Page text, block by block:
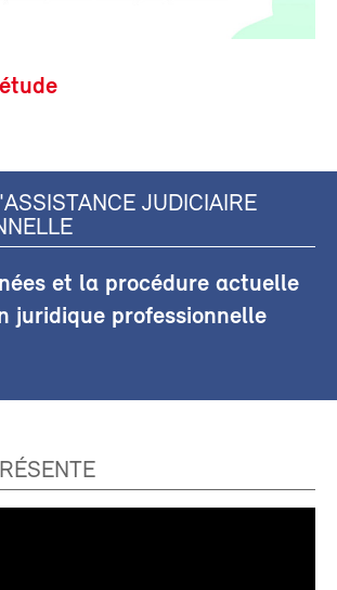
JUDICIAIRE
et la procédure actuelle
juridique professionnelle